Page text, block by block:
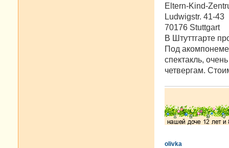
о
щ
е
н
и
е
Eltern-Kind-
Ludwigstr. 41-43
70176 Stuttgart
В Штуттгарте
Под
спектакль,
четвергам.
olivka